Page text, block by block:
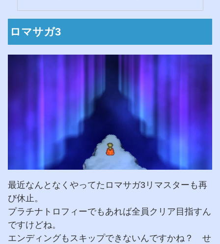
ロマサガ3
最近なんとなくやってたロマサガ3リマスターも再
び休止。
プラチナトロフィーでもあれば全員クリア目指すん
ですけどね。
エンディングもスキップできないんですかね？ せ